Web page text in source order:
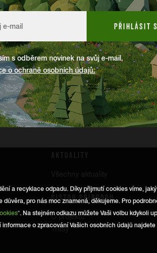
PŘIHLÁSIT
s odběrem novinek na svůj e-mail.
o ochraně osobních údajů.
ČISTOU PŘÍRODOU
O projektu
Trasy
a recyklace odpadu. Díky přijmutí cookies víme,
důvěra, pro nás moc znamená, děkujeme. Pro
“. Na stejném odkazu můžete Vaši volbu kdykoli
o zpracování Vašich osobních údajů